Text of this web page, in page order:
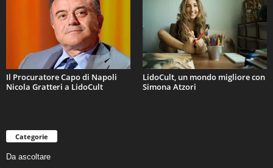
Il Procuratore Capo di Napoli
Nicola Gratteri a LidoCult
LidoCult, un mondo migliore con
Simona Atzori
Categorie
Da ascoltare